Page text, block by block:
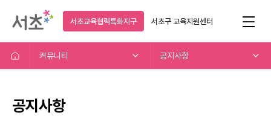
서초교육협력특화지구 서초구교육지원센터
커뮤니티 공지사항
공지사항